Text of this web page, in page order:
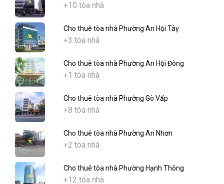
+10 tòa nhà
Cho thuê tòa nhà Phường An Hội Tây
+3 tòa nhà
Cho thuê tòa nhà Phường An Hội Đông
+1 tòa nhà
Cho thuê tòa nhà Phường Gò Vấp
+8 tòa nhà
Cho thuê tòa nhà Phường An Nhơn
+2 tòa nhà
Cho thuê tòa nhà Phường Hạnh Thông
+12 tòa nhà